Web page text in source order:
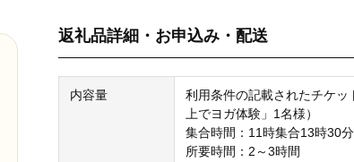
返礼品詳細・お申込み・配送
内容量
利用条件の記載されたチケ
上でヨガ体験」1名様）
集合時間：11時集合13時30
所要時間：2～3時間